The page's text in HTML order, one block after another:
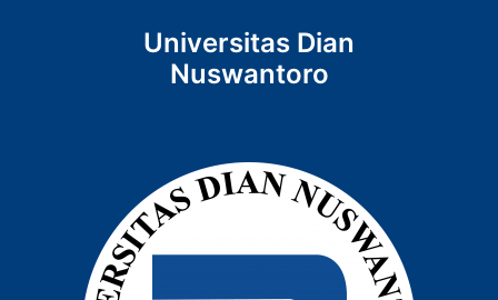
Universitas Dian
Nuswantoro